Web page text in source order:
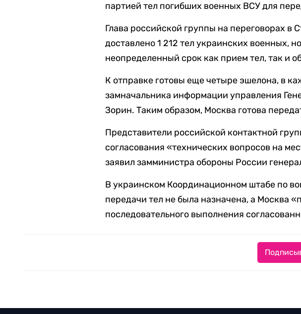
партией тел погибших военных ВСУ для
Глава российской группы на переговорах
доставлено 1 212 тел украинских военных,
неопределенный срок как прием тел, так и
К отправке готовы еще четыре эшелона, в
замначальника информации управления
Зорин. Таким образом, Москва готова
Представители российской контактной
согласования «технических вопросов на
заявил замминистра обороны России
В украинском Координационном штабе по
передачи тел не была назначена, а Москва
последовательного выполнения